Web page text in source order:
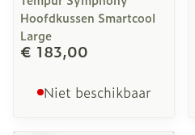
Hoofdkussen Smartcool
Large
€ 183,00
Niet beschikbaar